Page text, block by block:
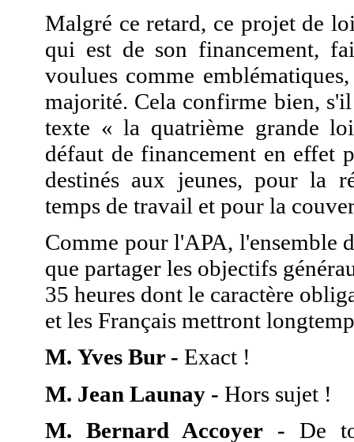
Malgré ce retard, ce projet de
qui est de son financement,
voulues comme
majorité. Cela confirme bien,
texte « la quatrième grande
défaut de financement en effet
destinés aux jeunes, pour la
temps de travail et pour la
Comme pour l'APA, l'ensemble
que partager les objectifs
35 heures dont le caractère
et les Français mettront
M. Yves Bur - Exact !
M. Jean Launay - Hors sujet !
M. Bernard Accoyer - De